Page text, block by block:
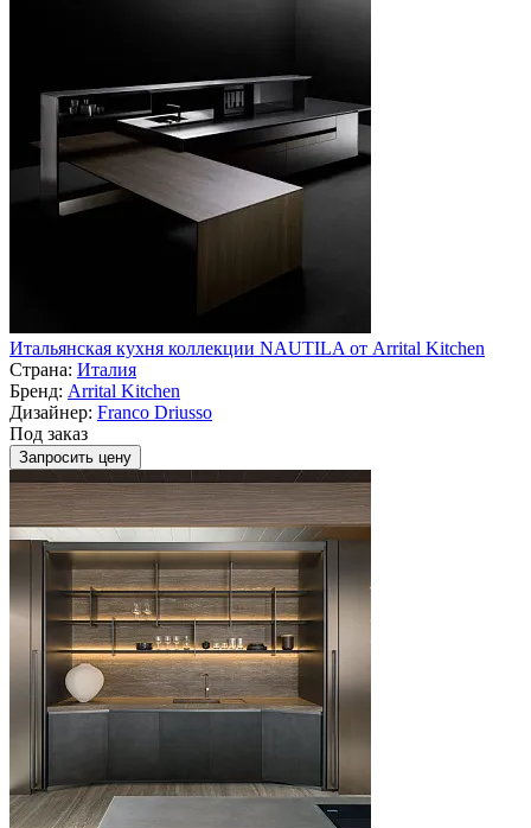
Итальянская кухня коллекции NAUTILA от Arrital Kitchen
Страна: Италия
Бренд: Arrital Kitchen
Дизайнер: Franco Driusso
Под заказ
Запросить цену